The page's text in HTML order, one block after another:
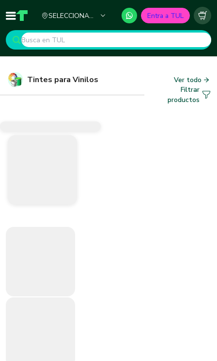
Inicio TUL - Tu Marketplace de Construcción
SELECCIONA
Entra a TUL
Tintes para Vinilos
Ver todo
Filtrar
productos